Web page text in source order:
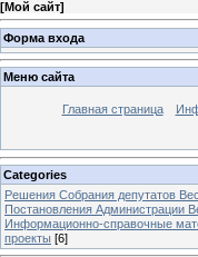
[Мой сайт]
Форма входа
Меню сайта
Главная страница
Categories
Решения Собрания депутатов
Постановления Администрации
Информационно-справочные
проекты [6]